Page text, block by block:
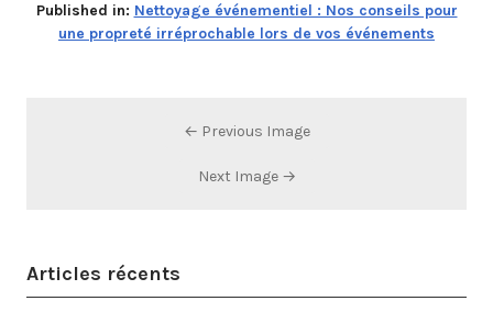
Published in: Nettoyage événementiel : Nos conseils pour
une propreté irréprochable lors de vos événements
← Previous Image
Next Image →
Articles récents